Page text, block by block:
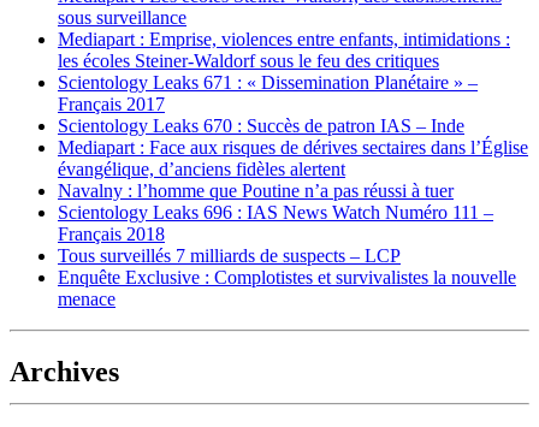
sous surveillance
Mediapart : Emprise, violences entre enfants, intimidations :
les écoles Steiner-Waldorf sous le feu des critiques
Scientology Leaks 671 : « Dissemination Planétaire » –
Français 2017
Scientology Leaks 670 : Succès de patron IAS – Inde
Mediapart : Face aux risques de dérives sectaires dans l’Église
évangélique, d’anciens fidèles alertent
Navalny : l’homme que Poutine n’a pas réussi à tuer
Scientology Leaks 696 : IAS News Watch Numéro 111 –
Français 2018
Tous surveillés 7 milliards de suspects – LCP
Enquête Exclusive : Complotistes et survivalistes la nouvelle
menace
Archives